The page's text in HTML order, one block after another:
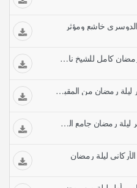
خاشع ومؤثر
خاشع إرتج المسجد دعاء ليلة رمضان كامل للشيخ ناصر القطامى
دعاء الختمة للشيخ إدريس أبكر ليلة رمضان من المقبول منا فنهنيه خاشع جدا
دعاء القنوت للشيخ إدريس أبكر ليلة رمضان جامع الشيخ راشد بن مكتوم ل مكتوم
ليلة رمضان